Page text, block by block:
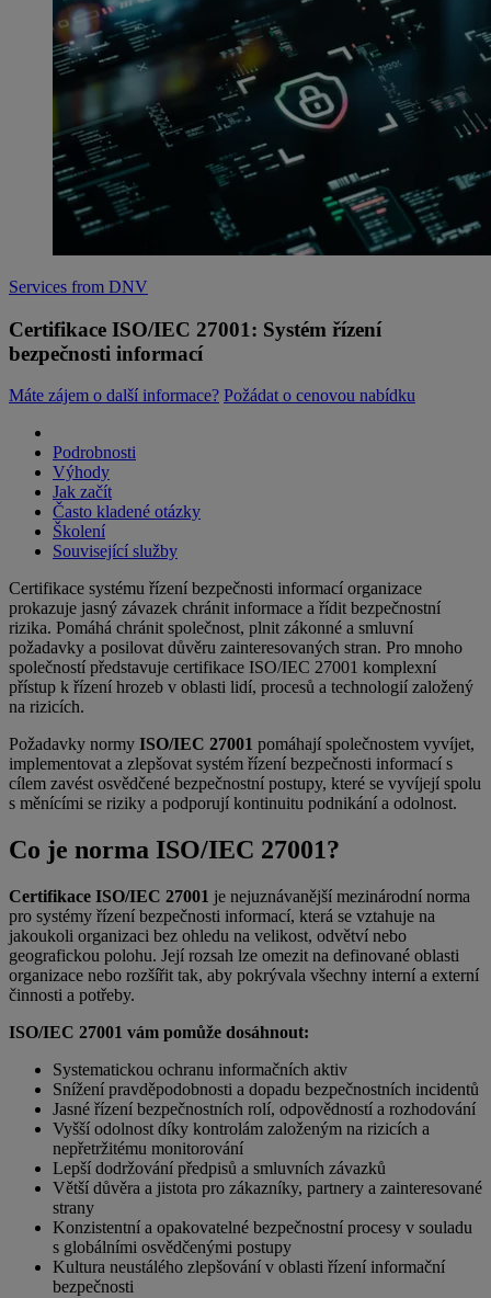
Services from DNV
Certifikace ISO/IEC 27001: Systém řízení
bezpečnosti informací
Máte zájem o další informace? Požádat o cenovou nabídku
Podrobnosti
Výhody
Jak začít
Často kladené otázky
Školení
Související služby
Certifikace systému řízení bezpečnosti informací organizace
prokazuje jasný závazek chránit informace a řídit bezpečnostní
rizika. Pomáhá chránit společnost, plnit zákonné a smluvní
požadavky a posilovat důvěru zainteresovaných stran. Pro mnoho
společností představuje certifikace ISO/IEC 27001 komplexní
přístup k řízení hrozeb v oblasti lidí, procesů a technologií založený
na rizicích.
Požadavky normy ISO/IEC 27001 pomáhají společnostem vyvíjet,
implementovat a zlepšovat systém řízení bezpečnosti informací s
cílem zavést osvědčené bezpečnostní postupy, které se vyvíjejí spolu
s měnícími se riziky a podporují kontinuitu podnikání a odolnost.
Co je norma ISO/IEC 27001?
Certifikace ISO/IEC 27001 je nejuznávanější mezinárodní norma
pro systémy řízení bezpečnosti informací, která se vztahuje na
jakoukoli organizaci bez ohledu na velikost, odvětví nebo
geografickou polohu. Její rozsah lze omezit na definované oblasti
organizace nebo rozšířit tak, aby pokrývala všechny interní a externí
činnosti a potřeby.
ISO/IEC 27001 vám pomůže dosáhnout:
Systematickou ochranu informačních aktiv
Snížení pravděpodobnosti a dopadu bezpečnostních incidentů
Jasné řízení bezpečnostních rolí, odpovědností a rozhodování
Vyšší odolnost díky kontrolám založeným na rizicích a
nepřetržitému monitorování
Lepší dodržování předpisů a smluvních závazků
Větší důvěra a jistota pro zákazníky, partnery a zainteresované
strany
Konzistentní a opakovatelné bezpečnostní procesy v souladu
s globálními osvědčenými postupy
Kultura neustálého zlepšování v oblasti řízení informační
bezpečnosti